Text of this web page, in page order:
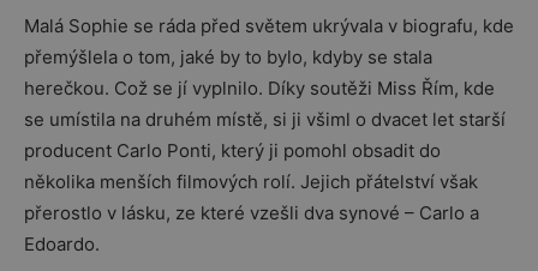
Malá Sophie se ráda před světem ukrývala v biografu, kde
přemýšlela o tom, jaké by to bylo, kdyby se stala
herečkou. Což se jí vyplnilo. Díky soutěži Miss Řím, kde
se umístila na druhém místě, si ji všiml o dvacet let starší
producent Carlo Ponti, který ji pomohl obsadit do
několika menších filmových rolí. Jejich přátelství však
přerostlo v lásku, ze které vzešli dva synové – Carlo a
Edoardo.